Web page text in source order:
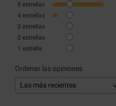
5 estrellas
4 estrellas
3 estrellas
2 estrellas
1 estrella
Ordenar las opiniones